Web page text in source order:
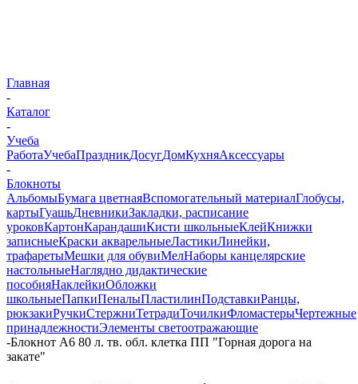
Главная
-
Каталог
-
Учеба
РаботаУчебаПраздникДосугДомКухняАксессуары
-
Блокноты
АльбомыБумага цветнаяВспомогательный материалГлобусы,
картыГуашьДневникиЗакладки, расписание
уроковКартонКарандашиКисти школьныеКлейКнижки
записныеКраски акварельныеЛастикиЛинейки,
трафаретыМешки для обувиМелНаборы канцелярские
настольныеНаглядно дидактические
пособияНаклейкиОбложки
школьныеПапкиПеналыПластилинПодставкиРанцы,
рюкзакиРучкиСтержниТетрадиТочилкиФломастерыЧертежные
принадлежностиЭлементы светоотражающие
-Блокнот А6 80 л. тв. обл. клетка ПП "Горная дорога на
закате"